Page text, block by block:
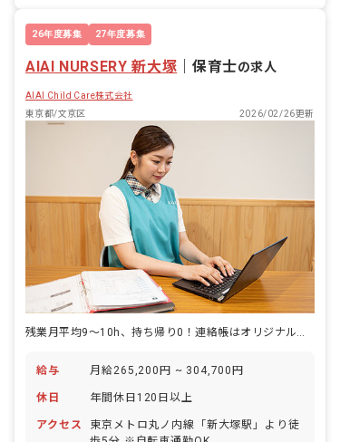
日々保育を行なっています。
昇給昇進あり
26年度募集 27年度募集
AIAI NURSERY 新大塚 保育士の求人
AIAI Child Care株式会社
東京都/文京区
2026/02/26更新
残業月平均9～10h、持ち帰り0！連絡帳はオリジナルアプリで手書きなし
給与 月給265,200円 ~ 304,700円
休日 年間休日120日以上
アクセス
東京メトロ丸ノ内線「新大塚駅」より徒